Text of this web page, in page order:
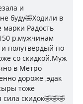
и
буду🤣Ходили в
Радость
р,мужчинам
полутвердый по
со скидкой.Муж
в Метро
дороже ,эдак
тоже
скидок🤣🤣🤣